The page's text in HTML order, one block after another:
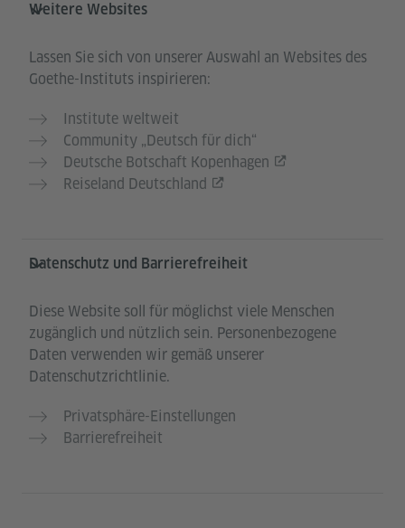
Weitere Websites
Lassen Sie sich von unserer Auswahl an Websites des
Goethe-Instituts inspirieren:
Institute weltweit
Community „Deutsch für dich“
Deutsche Botschaft Kopenhagen
Reiseland Deutschland
Datenschutz und Barrierefreiheit
Diese Website soll für möglichst viele Menschen
zugänglich und nützlich sein. Personenbezogene
Daten verwenden wir gemäß unserer
Datenschutzrichtlinie.
Privatsphäre-Einstellungen
Barrierefreiheit